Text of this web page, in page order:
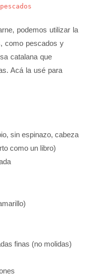
pescados
podemos utilizar la
como pescados y
catalana que
Acá la usé para
sin espinazo, cabeza
como un libro)
finas (no molidas)